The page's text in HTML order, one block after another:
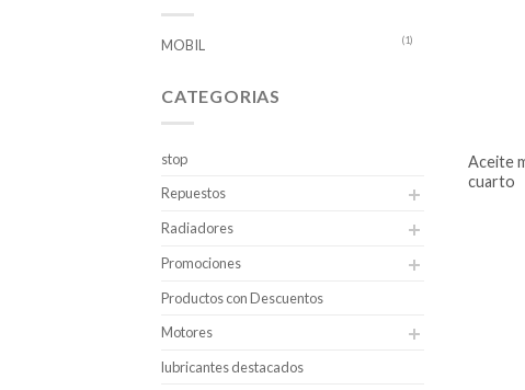
MOBIL (1)
CATEGORIAS
stop
Repuestos
Radiadores
Promociones
Productos con Descuentos
Motores
lubricantes destacados
aceite mobil super 2000 5w 20 –
cuarto